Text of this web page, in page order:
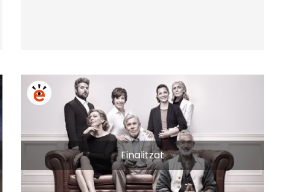
Finalitzat